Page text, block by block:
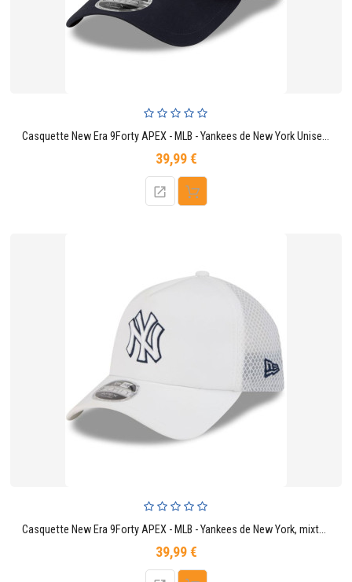
Casquette New Era 9Forty APEX - MLB - Yankees de New York Unisexe Navy
39,99 €Prix
Casquette New Era 9Forty APEX - MLB - Yankees de New York, mixte blanche
39,99 €Prix